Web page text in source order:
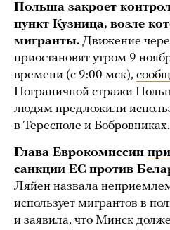
Польша закроет
пункт Кузница, возле
мигранты. Движение
приостановят утром 9
времени (с 9:00 мск),
Пограничной стражи
людям предложили
в Тересполе и Бобровниках.
Глава Еврокомиссии
санкции ЕС против
Ляйен назвала
использует мигрантов в
и заявила, что Минск